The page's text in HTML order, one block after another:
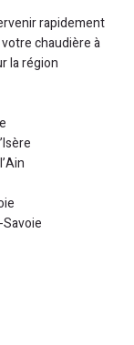
rapidement
chaudière à
la région